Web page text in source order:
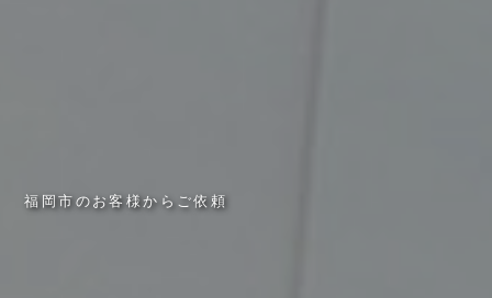
福 岡市 の お客 様か ら ご依 頼